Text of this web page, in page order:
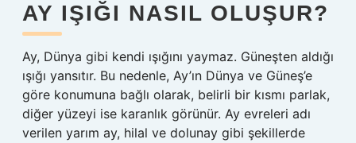
AY IŞIĞI NASIL OLUŞUR?
Ay, Dünya gibi kendi ışığını yaymaz. Güneşten aldığı
ışığı yansıtır. Bu nedenle, Ay’ın Dünya ve Güneş’e
göre konumuna bağlı olarak, belirli bir kısmı parlak,
diğer yüzeyi ise karanlık görünür. Ay evreleri adı
verilen yarım ay, hilal ve dolunay gibi şekillerde